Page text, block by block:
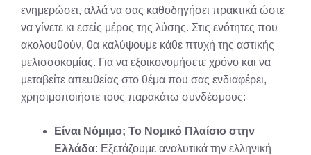
ενημερώσει, αλλά να σας καθοδηγήσει πρακτικά ώστε
να γίνετε κι εσείς μέρος της λύσης. Στις ενότητες που
ακολουθούν, θα καλύψουμε κάθε πτυχή της αστικής
μελισσοκομίας. Για να εξοικονομήσετε χρόνο και να
μεταβείτε απευθείας στο θέμα που σας ενδιαφέρει,
χρησιμοποιήστε τους παρακάτω συνδέσμους:
Είναι Νόμιμο; Το Νομικό Πλαίσιο στην
Ελλάδα: Εξετάζουμε αναλυτικά την ελληνική